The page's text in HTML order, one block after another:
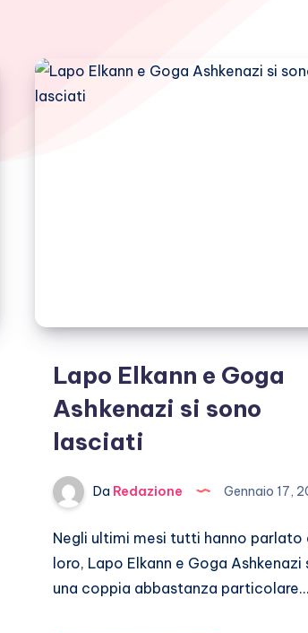
Lapo Elkann e Goga
Ashkenazi si sono
lasciati
Da Redazione Gennaio 17,
Negli ultimi mesi tutti hanno parlato
loro, Lapo Elkann e Goga Ashkenazi
una coppia abbastanza particolare…